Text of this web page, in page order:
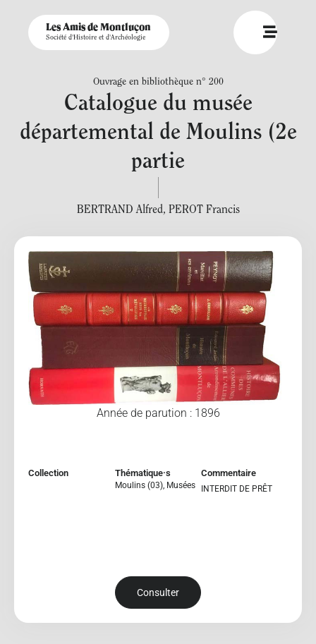
Les Amis de Montluçon
Société d'Histoire et d'Archéologie
Ouvrage en bibliothèque n° 200
Catalogue du musée
départemental de Moulins (2e
partie
BERTRAND Alfred, PEROT Francis
Année de parution : 1896
Collection Thématique·s
Moulins (03), Musées
Commentaire
INTERDIT DE PRÊT
Consulter